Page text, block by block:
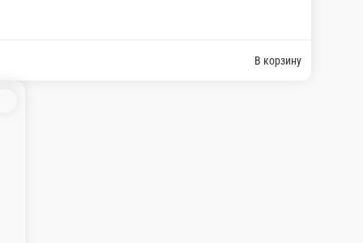
В корзину